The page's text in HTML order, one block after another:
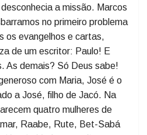
Testamento e a Patrística.
é o pior em Mariologia,
a missão. Marcos
no primeiro problema
os evangelhos e cartas,
de um escritor: Paulo! E
demais? Só Deus sabe!
com Maria, José é o